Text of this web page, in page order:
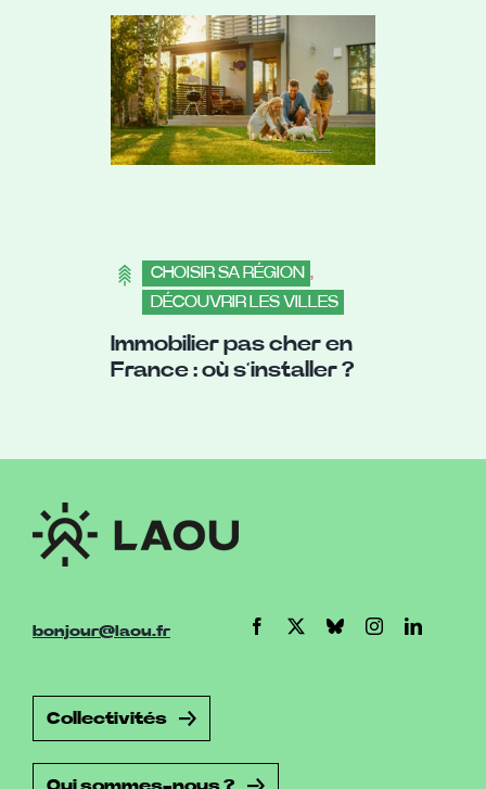
CHOISIR SA RÉGION ,
DÉCOUVRIR LES VILLES
Immobilier pas cher en
France : où s’installer ?
bonjour@laou.fr
Collectivités